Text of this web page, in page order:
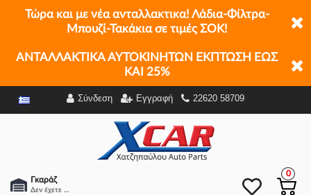
Τώρα και με νέα ανταλλακτικα! Λάδια-Φίλτρα-
Μπουζί-Τακάκια σε τιμές ΣΟΚ!
ΑΝΤΑΛΛΑΚΤΙΚΑ ΑΥΤΟΚΙΝΗΤΩΝ ΕΚΠΤΩΣΗ ΕΩΣ
ΚΑΙ 25%
Σύνδεση Εγγραφή 22620 58709
Γκαράζ
Δεν έχετε επιλέξει αμάξι.
0